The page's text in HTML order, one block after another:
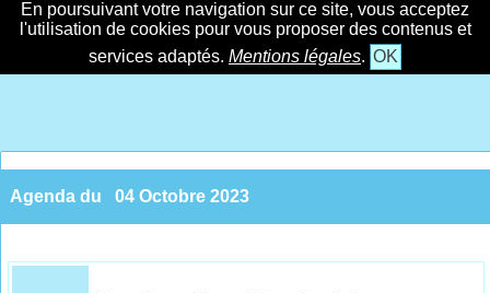
En poursuivant votre navigation sur ce site, vous acceptez
l'utilisation de cookies pour vous proposer des contenus et
services adaptés. Mentions légales. OK
Agenda du 04 Octobre 2023